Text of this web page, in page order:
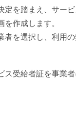
定を踏まえ、サー
作成します。
者を選択し、利用の
ス受給者証を事業